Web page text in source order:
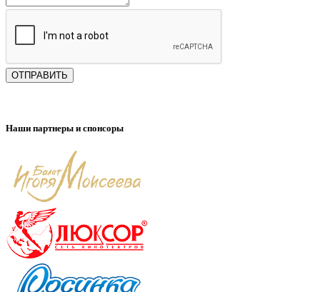
ОТПРАВИТЬ
Наши партнеры и спонсоры